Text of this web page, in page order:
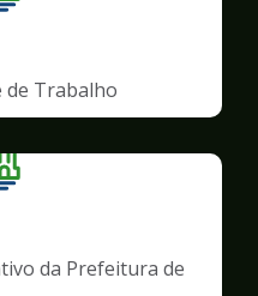
de Trabalho
da Prefeitura de